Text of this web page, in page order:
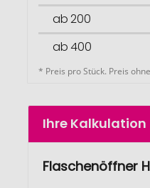
ab 200
ab 400
* Preis pro Stück. Preis
Ihre Kalkulation
Flaschenöffner